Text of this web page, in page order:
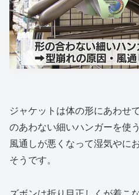
ジャケットは体の形にあわせ
のあわない細いハンガーを使
風通しが悪くなって湿気やに
そうです。